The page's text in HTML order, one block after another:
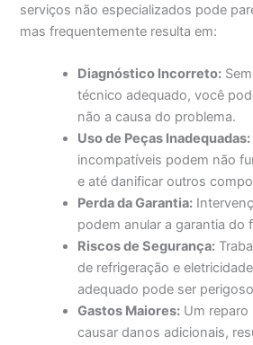
serviços não especializados pode
mas frequentemente resulta em:
Diagnóstico Incorreto:
técnico adequado, você
não a causa do problema.
Uso de Peças Inadequadas:
incompatíveis podem não
e até danificar outros
Perda da Garantia:
podem anular a garantia do
Riscos de Segurança:
de refrigeração e
adequado pode ser
Gastos Maiores: Um
causar danos adicionais,